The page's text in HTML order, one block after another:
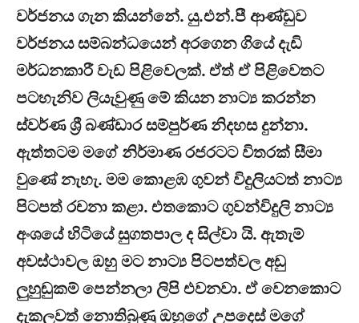
වර්ජනය ගැන කියන්නේ. යු.එන්.පී ආණ්ඩුව
වර්ජනය සම්බන්ධයෙන් අරගෙන ගියේ දැඩි
මර්ධනකාරී වැඩ පිළිවෙලක්. ඒත් ඒ පිළිවෙතට
පටහැනිව ලියැවුණු මේ කියන නාට්‍ය කරන්න
ස්වර්ණ ශ්‍රී බණ්ඩාර සම්පුර්ණ නිදහස දුන්නා.
ඇත්තටම මගේ නිර්මාණ රජරටට විතරක් සීමා
වුණේ නැහැ. මම කොළඹ ගුවන් විදුලියටත් නාට්‍ය
පිටපත් රචනා කළා. එතකොට ගුවන්විදුලි නාට්‍ය
අංශයේ හිටියේ සුගතපාල ද සිල්වා යි. ඇතැම්
අවස්ථාවල ඔහු මට නාට්‍ය පිටපත්වල අඩු
ලුහුඬුකම් පෙන්නලා ලිපි එවනවා. ඒ වෙනකොට
දැකලවත් නොතිබුණු ඔහුගේ උපදෙස් මගේ